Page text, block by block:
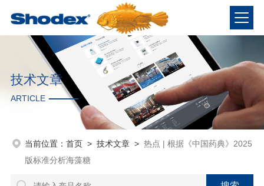
技术文章
ARTICLE
当前位置： 首页> 技术文章> 热点 | 根据《中国药典》2025
版标准分析海藻糖